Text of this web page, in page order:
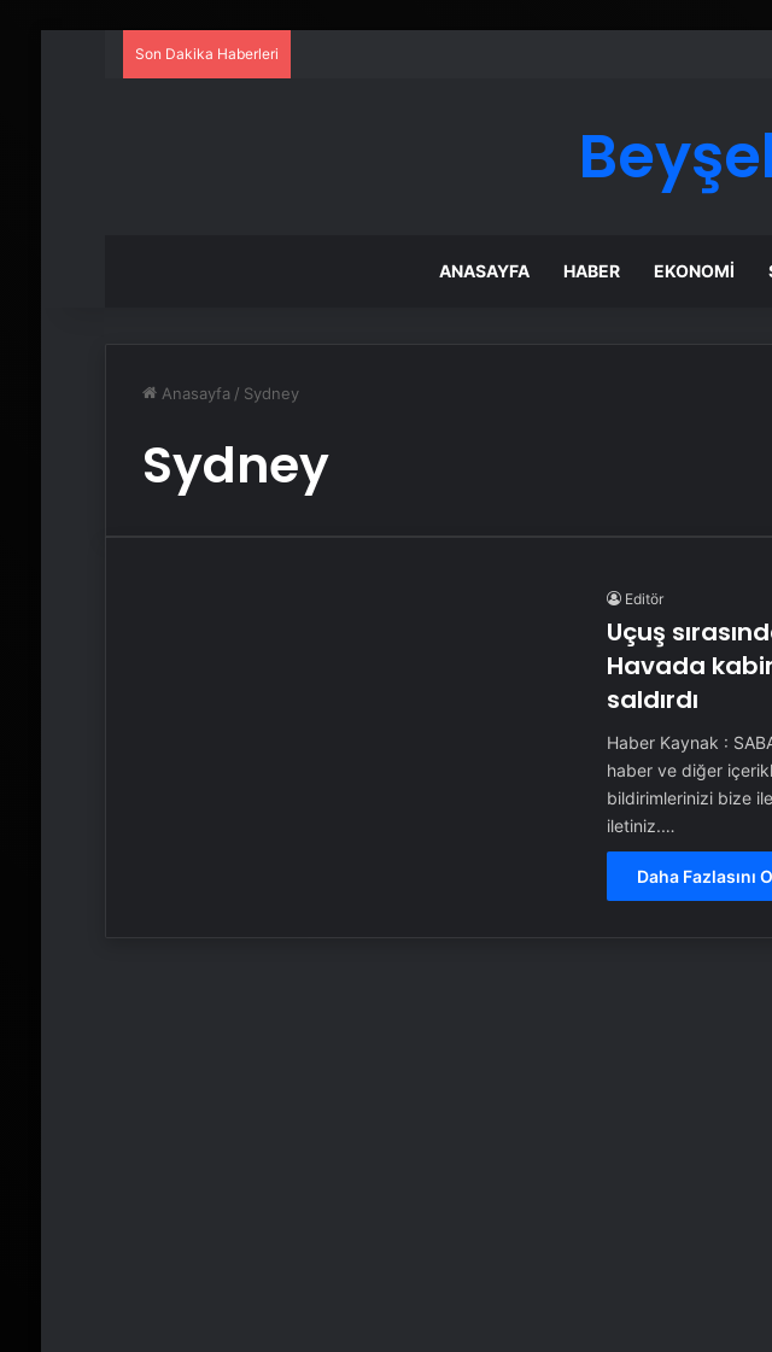
Son Dakika Haberleri
ANASAYFA HABER EKONOMI
Anasayfa / Sydney
Sydney
Editör
Uçuş
Havada
saldırdı
Haber Kaynak :
haber ve diğer
bildirimlerinizi bize
iletiniz.…
Daha Fazlasını